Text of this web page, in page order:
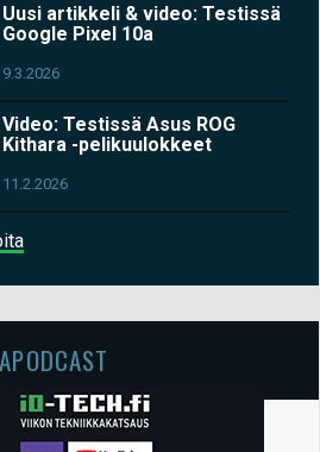
Uusi artikkeli & video: Testissä
Google Pixel 10a
9.3.2026
Video: Testissä Asus ROG
Kithara -pelikuulokkeet
11.2.2026